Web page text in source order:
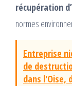
récupération
normes
Entreprise
de
dans l'Oise,